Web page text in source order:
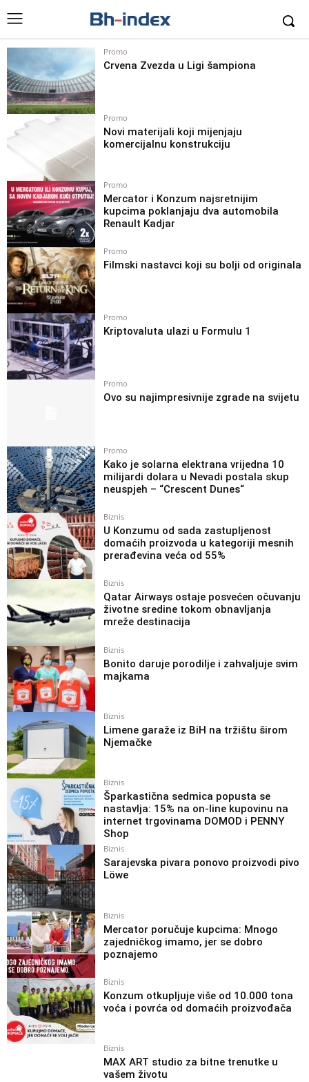
Promo
Crvena Zvezda u Ligi šampiona
Promo
Novi materijali koji mijenjaju
komercijalnu konstrukciju
Promo
Mercator i Konzum najsretnijim
kupcima poklanjaju dva automobila
Renault Kadjar
Promo
Filmski nastavci koji su bolji od originala
Promo
Kriptovaluta ulazi u Formulu 1
Promo
Ovo su najimpresivnije zgrade na svijetu
Promo
Kako je solarna elektrana vrijedna 10
milijardi dolara u Nevadi postala skup
neuspjeh – “Crescent Dunes“
Biznis
U Konzumu od sada zastupljenost
domaćih proizvoda u kategoriji mesnih
prerađevina veća od 55%
Biznis
Qatar Airways ostaje posvećen očuvanju
životne sredine tokom obnavljanja
mreže destinacija
Biznis
Bonito daruje porodilje i zahvaljuje svim
majkama
Biznis
Limene garaže iz BiH na tržištu širom
Njemačke
Biznis
Šparkastična sedmica popusta se
nastavlja: 15% na on-line kupovinu na
internet trgovinama DOMOD i PENNY
Shop
Biznis
Sarajevska pivara ponovo proizvodi pivo
Löwe
Biznis
Mercator poručuje kupcima: Mnogo
zajedničkog imamo, jer se dobro
poznajemo
Biznis
Konzum otkupljuje više od 10.000 tona
voća i povrća od domaćih proizvođača
Biznis
MAX ART studio za bitne trenutke u
vašem životu